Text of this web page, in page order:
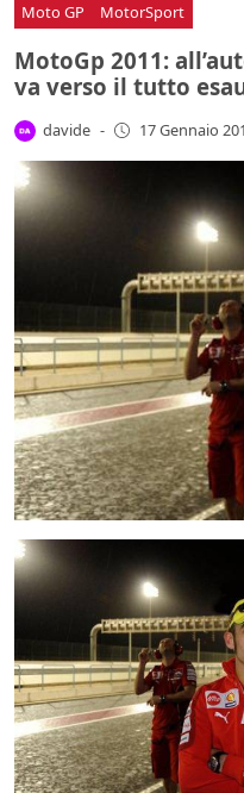
Moto GP MotorSport
MotoGp 2011:
va verso il tutto
davide - 17 Gennaio